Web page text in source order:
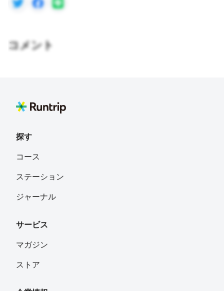
コメント
探す
コース
ステーション
ジャーナル
サービス
マガジン
ストア